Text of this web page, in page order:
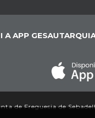
A APP
de Freguesia de